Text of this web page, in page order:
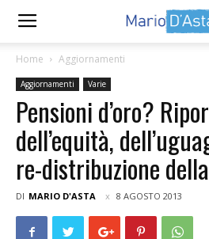
Home Aggiornamenti
Aggiornamenti Varie
Pensioni d’oro?
dell’equità,
re-distribuzione
DI MARIO D'ASTA 8 AGOSTO 2013